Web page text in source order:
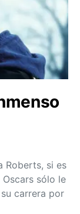
Roberts, si es
sólo le
carrera por